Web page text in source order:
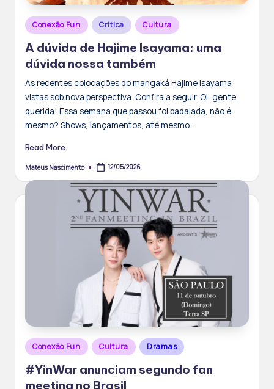
Posted
in
Conexão Fun Crítica Cultura
A dúvida de Hajime Isayama: uma
dúvida nossa também
As recentes colocações do mangaká Hajime Isayama
vistas sob nova perspectiva. Confira a seguir. Oi, gente
querida! Essa semana que passou foi badalada, não é
mesmo? Shows, lançamentos, até mesmo…
Read More
Posted
Mateus Nascimento 12/05/2026
Posted
in
Conexão Fun Cultura Dramas
#YinWar anunciam segundo fan
meeting no Brasil